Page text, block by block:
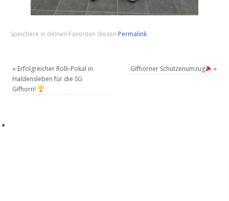
Speichere in deinen Favoriten diesen Permalink.
« Erfolgreicher Rolli-Pokal in
Haldensleben für die SG
Gifhorn!
Gifhorner Schützenumzug »